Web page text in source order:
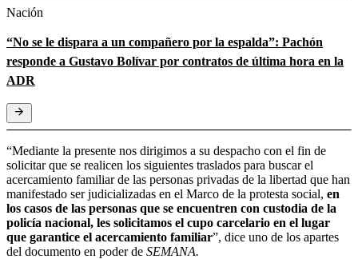
Nación
“No se le dispara a un compañero por la espalda”: Pachón
responde a Gustavo Bolívar por contratos de última hora en la
ADR
“Mediante la presente nos dirigimos a su despacho con el fin de
solicitar que se realicen los siguientes traslados para buscar el
acercamiento familiar de las personas privadas de la libertad que han
manifestado ser judicializadas en el Marco de la protesta social, en
los casos de las personas que se encuentren con custodia de la
policía nacional, les solicitamos el cupo carcelario en el lugar
que garantice el acercamiento familiar”, dice uno de los apartes
del documento en poder de SEMANA.